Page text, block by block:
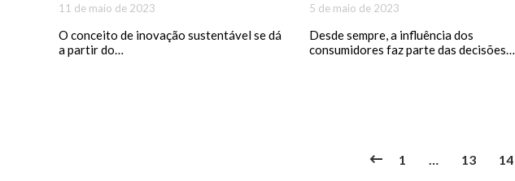
11 de maio de 2023
O conceito de inovação sustentável se dá
a partir do…
5 de maio de 2023
Desde sempre, a influência dos
consumidores faz parte das decisões…
1 13 14